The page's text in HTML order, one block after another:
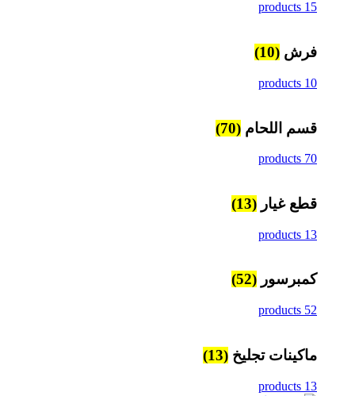
15 products
فرش (10)
10 products
قسم اللحام (70)
70 products
قطع غيار (13)
13 products
كمبرسور (52)
52 products
ماكينات تجليخ (13)
13 products